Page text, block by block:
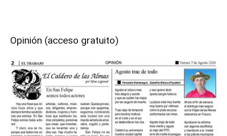
Opinión (acceso gratuito)